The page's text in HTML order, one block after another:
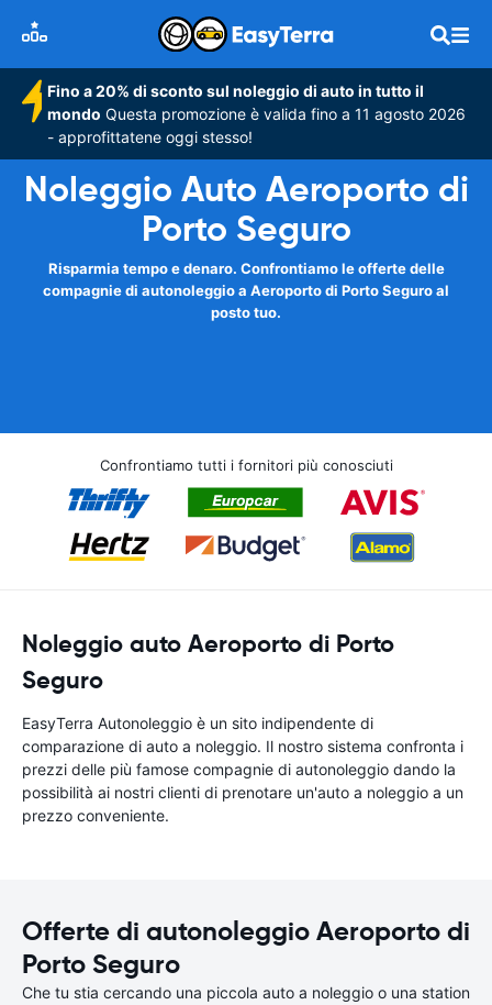
Fino a 20% di sconto sul noleggio di auto in tutto il
mondo Questa promozione è valida fino a 11 agosto 2026
- approfittatene oggi stesso!
Noleggio Auto Aeroporto di
Porto Seguro
Risparmia tempo e denaro. Confrontiamo le offerte delle
compagnie di autonoleggio a Aeroporto di Porto Seguro al
posto tuo.
Confrontiamo tutti i fornitori più conosciuti
Noleggio auto Aeroporto di Porto
Seguro
EasyTerra Autonoleggio è un sito indipendente di
comparazione di auto a noleggio. Il nostro sistema confronta i
prezzi delle più famose compagnie di autonoleggio dando la
possibilità ai nostri clienti di prenotare un'auto a noleggio a un
prezzo conveniente.
Offerte di autonoleggio Aeroporto di
Porto Seguro
Che tu stia cercando una piccola auto a noleggio o una station